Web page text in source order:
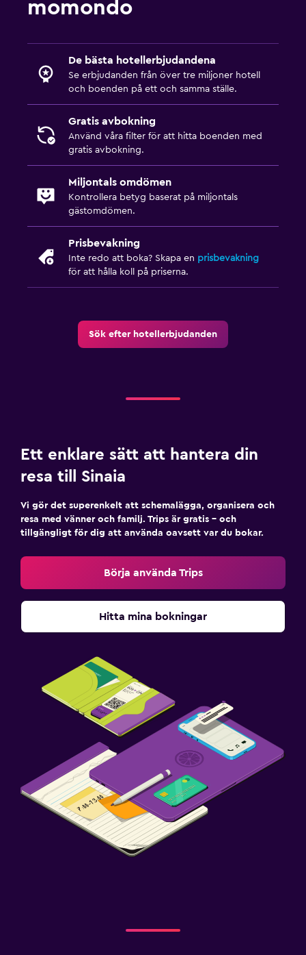
Terrass/uteplats
Familjevänligt
Barnsängar tillgängliga
momondo
De bästa hotellerbjudandena
Se erbjudanden från över tre miljoner hotell
och boenden på ett och samma ställe.
Gratis avbokning
Använd våra filter för att hitta boenden med
gratis avbokning.
Miljontals omdömen
Kontrollera betyg baserat på miljontals
gästomdömen.
Prisbevakning
Inte redo att boka? Skapa en prisbevakning
för att hålla koll på priserna.
Sök efter hotellerbjudanden
Ett enklare sätt att hantera din
resa till Sinaia
Vi gör det superenkelt att schemalägga, organisera och
resa med vänner och familj. Trips är gratis – och
tillgängligt för dig att använda oavsett var du bokar.
Börja använda Trips
Hitta mina bokningar